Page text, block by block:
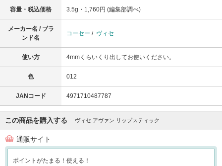
容量・税込価格 3.5g・1,760円 (編集部調べ)
メーカー名 / ブラ
ンド名
コーセー / ヴィセ
使い方 4mmくらいくり出してお使いください。
色 012
JANコード 4971710487787
この商品を購入する ヴィセ アヴァン リップスティック
通販サイト
ポイントがたまる！使える！